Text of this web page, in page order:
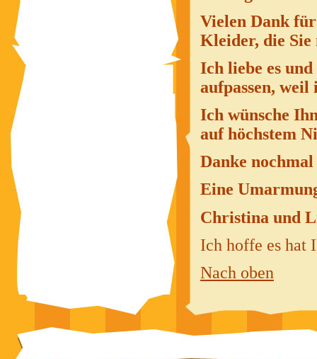
Vielen Dank
Kleider, die Sie
Ich liebe es
aufpassen, weil
Ich wünsche
auf höchstem
Danke
Eine
Christina und
Ich hoffe es hat
Nach oben